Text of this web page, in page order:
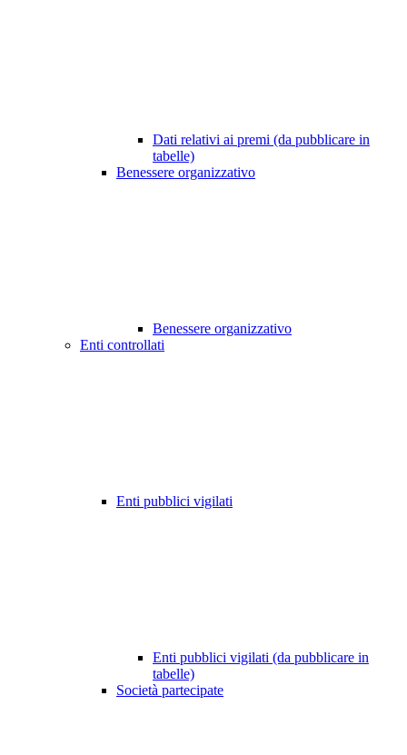
Dati relativi ai premi (da pubblicare in
tabelle)
Benessere organizzativo
Benessere organizzativo
Enti controllati
Enti pubblici vigilati
Enti pubblici vigilati (da pubblicare in
tabelle)
Società partecipate